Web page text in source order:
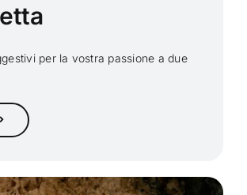
per la vostra passione a due